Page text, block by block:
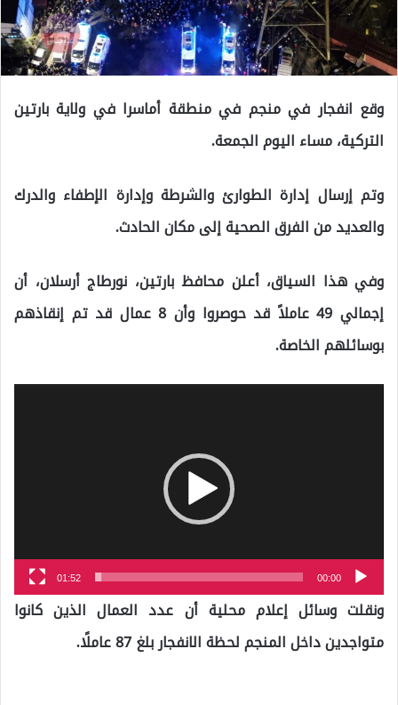
وقع انفجار في منجم في منطقة أماسرا في ولاية بارتين
التركية، مساء اليوم الجمعة.
وتم إرسال إدارة الطوارئ والشرطة وإدارة الإطفاء والدرك
والعديد من الفرق الصحية إلى مكان الحادث.
وفي هذا السياق، أعلن محافظ بارتين، نورطاج أرسلان، أن
إجمالي 49 عاملاً قد حوصروا وأن 8 عمال قد تم إنقاذهم
بوسائلهم الخاصة.
00:00
01:52
ونقلت وسائل إعلام محلية أن عدد العمال الذين كانوا
متواجدين داخل المنجم لحظة الانفجار بلغ 87 عاملًا.